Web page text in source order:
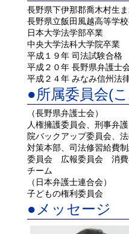
長野県下伊那郡喬木村生
長野県立飯田風越高等学
日本大学法学部卒業
中央大学法科大学院卒業
平成１９年 司法試験合格
平成２０年 長野県弁護士
平成２４年 みなみ信州法
●所属委員会(
（長野県弁護士会）
人権擁護委員会、刑事弁
院バックアップ委員会、
対策本部、司法修習給費
委員会 広報委員会 消費
チーム
（日本弁護士連合会）
子どもの権利委員会
●メッセージ